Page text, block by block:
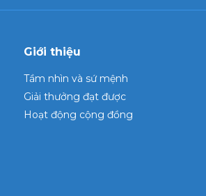
Giới thiệu
Tầm nhìn và sứ mệnh
Giải thưởng đạt được
Hoạt động cộng đồng